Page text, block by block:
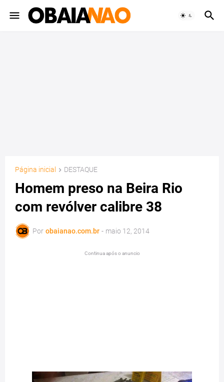
Página inicial DESTAQUE
Homem preso na Beira Rio
com revólver calibre 38
Por obaianao.com.br - maio 12, 2014
Continua após o anuncio